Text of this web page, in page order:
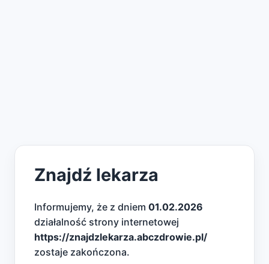
Znajdź lekarza
Informujemy, że z dniem 01.02.2026
działalność strony internetowej
https://znajdzlekarza.abczdrowie.pl/
zostaje zakończona.